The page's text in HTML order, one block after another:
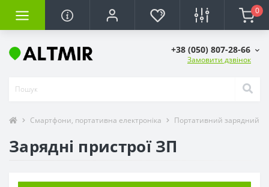
0
+38 (050) 807-28-66
Замовити дзвінок
Смартфони, портативна електроніка Портативний зарядний
Зарядні пристрої ЗП